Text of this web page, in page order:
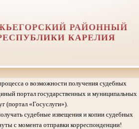
РАЙОННЫЙ
КАРЕЛИЯ
о возможности получения судебных
портал государственных и муниципальных
(портал «Госуслуги»).
судебные извещения и копии судебных
с момента отправки корреспонденции!